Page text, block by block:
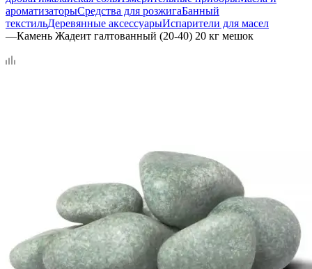
ароматизаторыСредства для розжигаБанный
текстильДеревянные аксессуарыИспарители для масел
—Камень Жадеит галтованный (20-40) 20 кг мешок